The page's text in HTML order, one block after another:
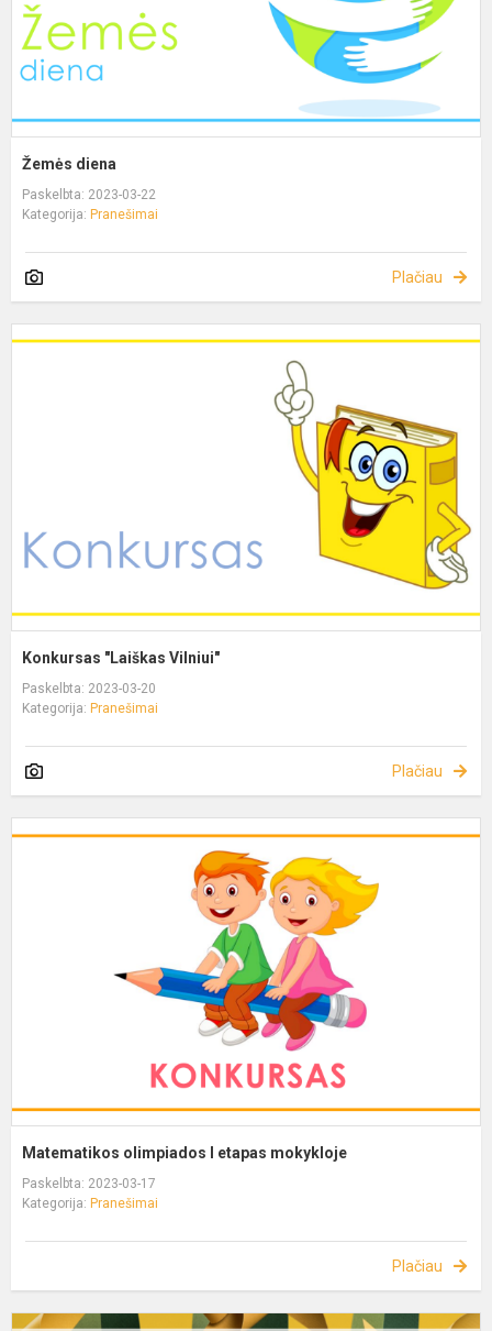
Žemės diena
Paskelbta: 2023-03-22
Kategorija: Pranešimai
Plačiau
Konkursas "Laiškas Vilniui"
Paskelbta: 2023-03-20
Kategorija: Pranešimai
Plačiau
Matematikos olimpiados I etapas mokykloje
Paskelbta: 2023-03-17
Kategorija: Pranešimai
Plačiau